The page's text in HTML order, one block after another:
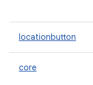
locationbutton
core